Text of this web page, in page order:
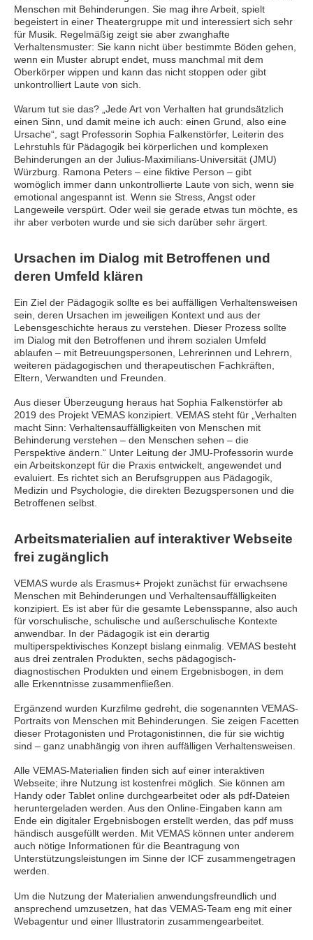
Menschen mit Behinderungen. Sie mag ihre Arbeit, spielt
begeistert in einer Theatergruppe mit und interessiert sich sehr
für Musik. Regelmäßig zeigt sie aber zwanghafte
Verhaltensmuster: Sie kann nicht über bestimmte Böden gehen,
wenn ein Muster abrupt endet, muss manchmal mit dem
Oberkörper wippen und kann das nicht stoppen oder gibt
unkontrolliert Laute von sich.
Warum tut sie das? „Jede Art von Verhalten hat grundsätzlich
einen Sinn, und damit meine ich auch: einen Grund, also eine
Ursache“, sagt Professorin Sophia Falkenstörfer, Leiterin des
Lehrstuhls für Pädagogik bei körperlichen und komplexen
Behinderungen an der Julius-Maximilians-Universität (JMU)
Würzburg. Ramona Peters – eine fiktive Person – gibt
womöglich immer dann unkontrollierte Laute von sich, wenn sie
emotional angespannt ist. Wenn sie Stress, Angst oder
Langeweile verspürt. Oder weil sie gerade etwas tun möchte, es
ihr aber verboten wurde und sie sich darüber sehr ärgert.
Ursachen im Dialog mit Betroffenen und
deren Umfeld klären
Ein Ziel der Pädagogik sollte es bei auffälligen Verhaltensweisen
sein, deren Ursachen im jeweiligen Kontext und aus der
Lebensgeschichte heraus zu verstehen. Dieser Prozess sollte
im Dialog mit den Betroffenen und ihrem sozialen Umfeld
ablaufen – mit Betreuungspersonen, Lehrerinnen und Lehrern,
weiteren pädagogischen und therapeutischen Fachkräften,
Eltern, Verwandten und Freunden.
Aus dieser Überzeugung heraus hat Sophia Falkenstörfer ab
2019 des Projekt VEMAS konzipiert. VEMAS steht für „Verhalten
macht Sinn: Verhaltensauffälligkeiten von Menschen mit
Behinderung verstehen – den Menschen sehen – die
Perspektive ändern.“ Unter Leitung der JMU-Professorin wurde
ein Arbeitskonzept für die Praxis entwickelt, angewendet und
evaluiert. Es richtet sich an Berufsgruppen aus Pädagogik,
Medizin und Psychologie, die direkten Bezugspersonen und die
Betroffenen selbst.
Arbeitsmaterialien auf interaktiver Webseite
frei zugänglich
VEMAS wurde als Erasmus+ Projekt zunächst für erwachsene
Menschen mit Behinderungen und Verhaltensauffälligkeiten
konzipiert. Es ist aber für die gesamte Lebensspanne, also auch
für vorschulische, schulische und außerschulische Kontexte
anwendbar. In der Pädagogik ist ein derartig
multiperspektivisches Konzept bislang einmalig. VEMAS besteht
aus drei zentralen Produkten, sechs pädagogisch-
diagnostischen Produkten und einem Ergebnisbogen, in dem
alle Erkenntnisse zusammenfließen.
Ergänzend wurden Kurzfilme gedreht, die sogenannten VEMAS-
Portraits von Menschen mit Behinderungen. Sie zeigen Facetten
dieser Protagonisten und Protagonistinnen, die für sie wichtig
sind – ganz unabhängig von ihren auffälligen Verhaltensweisen.
Alle VEMAS-Materialien finden sich auf einer interaktiven
Webseite; ihre Nutzung ist kostenfrei möglich. Sie können am
Handy oder Tablet online durchgearbeitet oder als pdf-Dateien
heruntergeladen werden. Aus den Online-Eingaben kann am
Ende ein digitaler Ergebnisbogen erstellt werden, das pdf muss
händisch ausgefüllt werden. Mit VEMAS können unter anderem
auch nötige Informationen für die Beantragung von
Unterstützungsleistungen im Sinne der ICF zusammengetragen
werden.
Um die Nutzung der Materialien anwendungsfreundlich und
ansprechend umzusetzen, hat das VEMAS-Team eng mit einer
Webagentur und einer Illustratorin zusammengearbeitet.